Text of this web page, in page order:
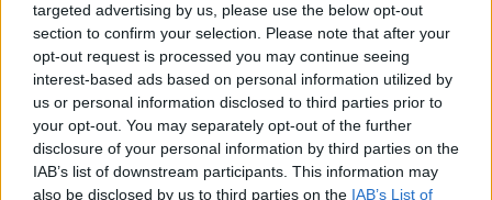
targeted advertising by us, please use the below opt-out
section to confirm your selection. Please note that after your
opt-out request is processed you may continue seeing
interest-based ads based on personal information utilized by
us or personal information disclosed to third parties prior to
your opt-out. You may separately opt-out of the further
disclosure of your personal information by third parties on the
IAB’s list of downstream participants. This information may
also be disclosed by us to third parties on the IAB’s List of
Actus Info
Elon Musk nuirait gravement à Tesla
selon une étude européenne
Auto Pour Vous 5 août 2026 0